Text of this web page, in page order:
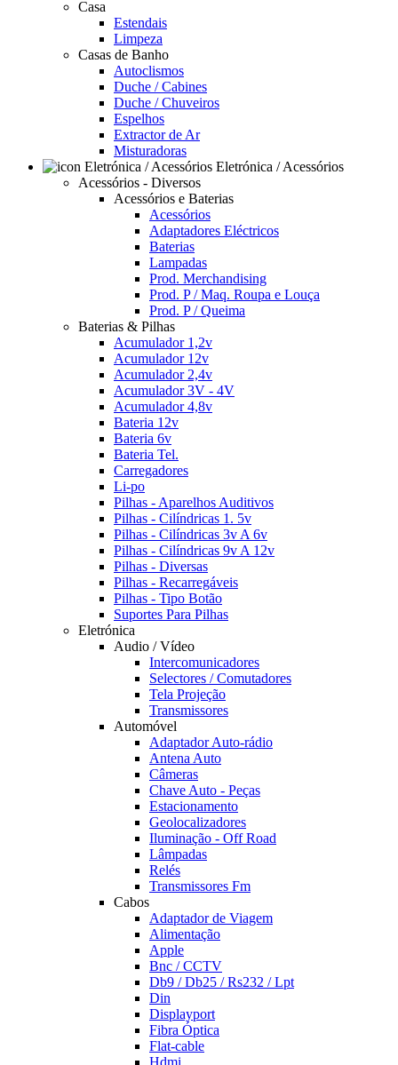
Casa
Estendais
Limpeza
Casas de Banho
Autoclismos
Duche / Cabines
Duche / Chuveiros
Espelhos
Extractor de Ar
Misturadoras
Eletrónica / Acessórios
Acessórios - Diversos
Acessórios e Baterias
Acessórios
Adaptadores Eléctricos
Baterias
Lampadas
Prod. Merchandising
Prod. P / Maq. Roupa e Louça
Prod. P / Queima
Baterias & Pilhas
Acumulador 1,2v
Acumulador 12v
Acumulador 2,4v
Acumulador 3V - 4V
Acumulador 4,8v
Bateria 12v
Bateria 6v
Bateria Tel.
Carregadores
Li-po
Pilhas - Aparelhos Auditivos
Pilhas - Cilíndricas 1. 5v
Pilhas - Cilíndricas 3v A 6v
Pilhas - Cilíndricas 9v A 12v
Pilhas - Diversas
Pilhas - Recarregáveis
Pilhas - Tipo Botão
Suportes Para Pilhas
Eletrónica
Audio / Vídeo
Intercomunicadores
Selectores / Comutadores
Tela Projeção
Transmissores
Automóvel
Adaptador Auto-rádio
Antena Auto
Câmeras
Chave Auto - Peças
Estacionamento
Geolocalizadores
Iluminação - Off Road
Lâmpadas
Relés
Transmissores Fm
Cabos
Adaptador de Viagem
Alimentação
Apple
Bnc / CCTV
Db9 / Db25 / Rs232 / Lpt
Din
Displayport
Fibra Óptica
Flat-cable
Hdmi